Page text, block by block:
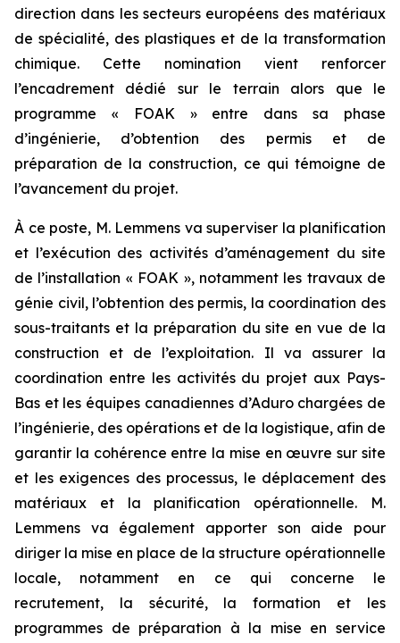
direction dans les secteurs européens des matériaux
de spécialité, des plastiques et de la transformation
chimique. Cette nomination vient renforcer
l’encadrement dédié sur le terrain alors que le
programme « FOAK » entre dans sa phase
d’ingénierie, d’obtention des permis et de
préparation de la construction, ce qui témoigne de
l’avancement du projet.
À ce poste, M. Lemmens va superviser la planification
et l’exécution des activités d’aménagement du site
de l’installation « FOAK », notamment les travaux de
génie civil, l’obtention des permis, la coordination des
sous-traitants et la préparation du site en vue de la
construction et de l’exploitation. Il va assurer la
coordination entre les activités du projet aux Pays-
Bas et les équipes canadiennes d’Aduro chargées de
l’ingénierie, des opérations et de la logistique, afin de
garantir la cohérence entre la mise en œuvre sur site
et les exigences des processus, le déplacement des
matériaux et la planification opérationnelle. M.
Lemmens va également apporter son aide pour
diriger la mise en place de la structure opérationnelle
locale, notamment en ce qui concerne le
recrutement, la sécurité, la formation et les
programmes de préparation à la mise en service